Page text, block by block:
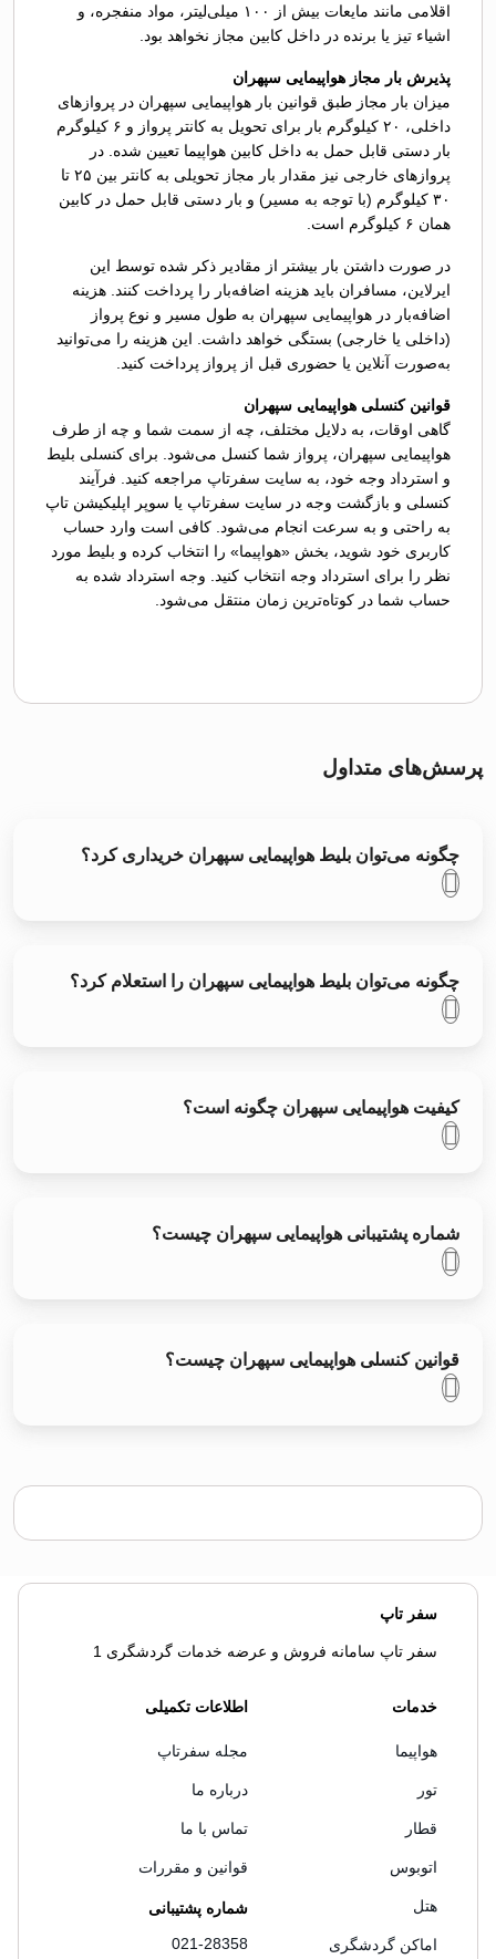
اقلامی مانند مایعات بیش از ۱۰۰ میلی‌لیتر، مواد منفجره، و
اشیاء تیز یا برنده در داخل کابین مجاز نخواهد بود.
پذیرش بار مجاز هواپیمایی سپهران
میزان بار مجاز طبق قوانین بار هواپیمایی سپهران در پروازهای
داخلی، ۲۰ کیلوگرم بار برای تحویل به کانتر پرواز و ۶ کیلوگرم
بار دستی قابل حمل به داخل کابین هواپیما تعیین شده. در
پروازهای خارجی نیز مقدار بار مجاز تحویلی به کانتر بین ۲۵ تا
۳۰ کیلوگرم (با توجه به مسیر) و بار دستی قابل حمل در کابین
همان ۶ کیلوگرم است.
در صورت داشتن بار بیشتر از مقادیر ذکر شده توسط این
ایرلاین، مسافران باید هزینه اضافه‌بار را پرداخت کنند. هزینه
اضافه‌بار در هواپیمایی سپهران به طول مسیر و نوع پرواز
(داخلی یا خارجی) بستگی خواهد داشت. این هزینه را می‌توانید
به‌صورت آنلاین یا حضوری قبل از پرواز پرداخت کنید.
قوانین کنسلی هواپیمایی سپهران
گاهی اوقات، به دلایل مختلف، چه از سمت شما و چه از طرف
هواپیمایی سپهران، پرواز شما کنسل می‌شود. برای کنسلی بلیط
و استرداد وجه خود، به سایت سفرتاپ مراجعه کنید. فرآیند
کنسلی و بازگشت وجه در سایت سفرتاپ یا سوپر اپلیکیشن تاپ
به راحتی و به سرعت انجام می‌شود. کافی است وارد حساب
کاربری خود شوید، بخش «هواپیما» را انتخاب کرده و بلیط مورد
نظر را برای استرداد وجه انتخاب کنید. وجه استرداد شده به
حساب شما در کوتاه‌ترین زمان منتقل می‌شود.
پرسش‌های متداول
چگونه می‌توان بلیط هواپیمایی سپهران خریداری کرد؟
چگونه می‌توان بلیط هواپیمایی سپهران را استعلام کرد؟
کیفیت هواپیمایی سپهران چگونه است؟
شماره پشتیبانی هواپیمایی سپهران چیست؟
قوانین کنسلی هواپیمایی سپهران چیست؟
سفر تاپ
سفر تاپ سامانه فروش و عرضه خدمات گردشگری 1
خدمات
هواپیما
تور
قطار
اتوبوس
هتل
اماکن گردشگری
اطلاعات تکمیلی
مجله سفرتاپ
درباره ما
تماس با ما
قوانین و مقررات
شماره پشتیبانی
021-28358